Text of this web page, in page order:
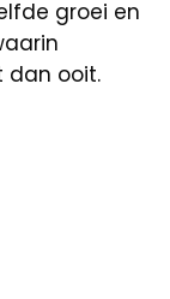
groei en
dan ooit.